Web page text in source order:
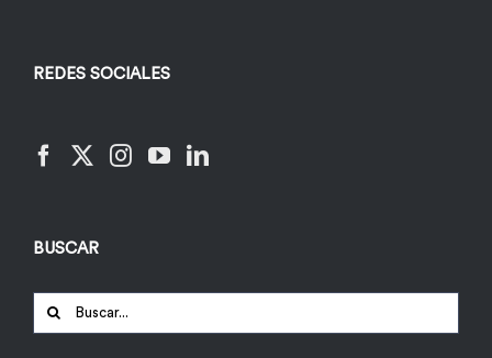
REDES SOCIALES
BUSCAR
Buscar: